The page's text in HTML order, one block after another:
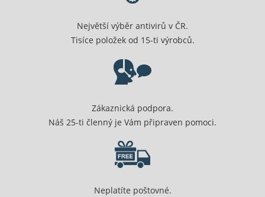
Největší výběr antivirů v ČR.
Tisíce položek od 15-ti výrobců.
Zákaznická podpora.
Náš 25-ti členný je Vám připraven pomoci.
Neplatíte poštovné.